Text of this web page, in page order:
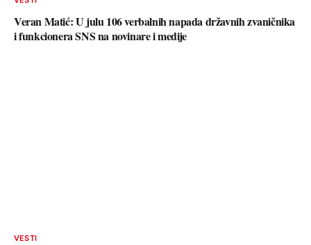
Veran Matić: U julu 106 verbalnih napada državnih zvaničnika
i funkcionera SNS na novinare i medije
VESTI